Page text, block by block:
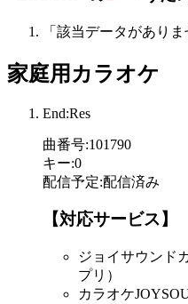
「該当データがありま
家庭用カラオケ
End:Res
曲番号:101790
キー:0
配信予定:配信済み
【対応サービス】
ジョイサウンド
プリ）
カラオケ